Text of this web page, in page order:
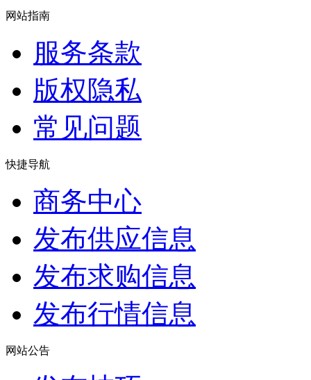
网站指南
服务条款
版权隐私
常见问题
快捷导航
商务中心
发布供应信息
发布求购信息
发布行情信息
网站公告